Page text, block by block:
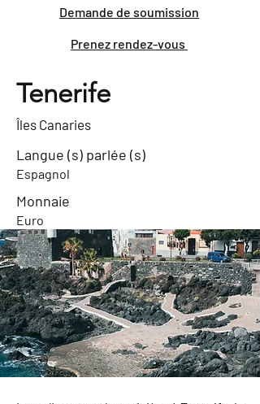
Demande de soumission
Prenez rendez-vous
Tenerife
Îles Canaries
Langue (s) parlée (s)
Espagnol
Monnaie
Euro